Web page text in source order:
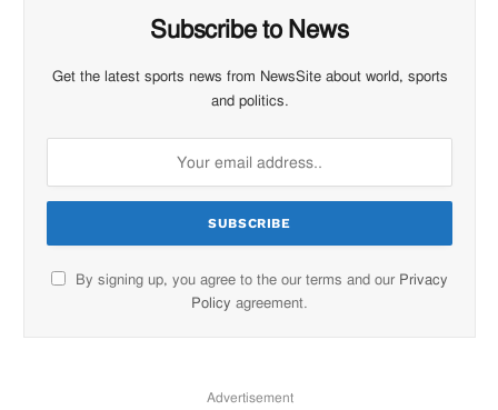
Subscribe to News
Get the latest sports news from NewsSite about world, sports
and politics.
By signing up, you agree to the our terms and our Privacy
Policy agreement.
Advertisement